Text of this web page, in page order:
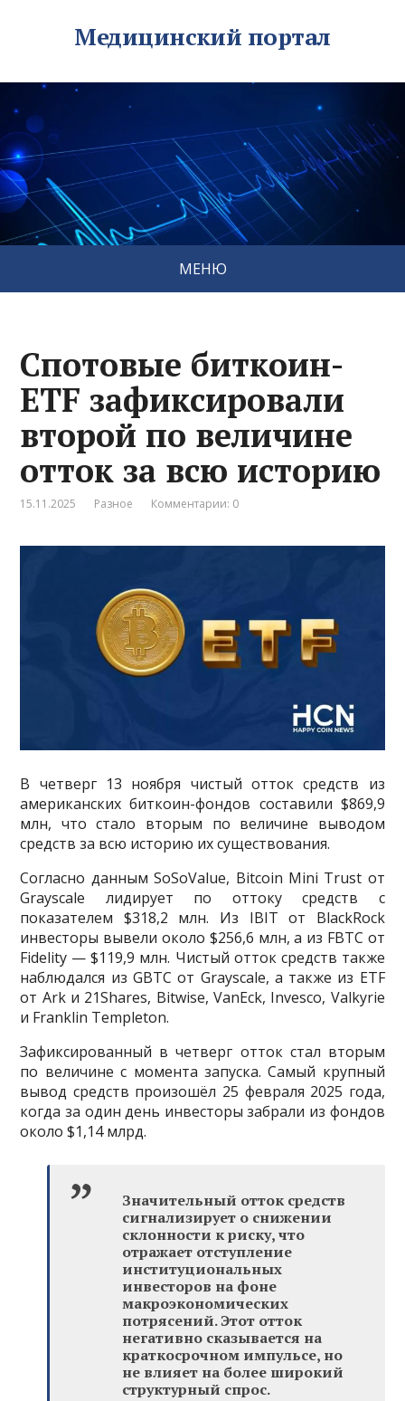
Медицинский портал
МЕНЮ
Спотовые биткоин-
ETF зафиксировали
второй по величине
отток за всю историю
15.11.2025 Разное Комментарии: 0
В четверг 13 ноября чистый отток средств из
американских биткоин-фондов составили $869,9
млн, что стало вторым по величине выводом
средств за всю историю их существования.
Согласно данным SoSoValue, Bitcoin Mini Trust от
Grayscale лидирует по оттоку средств с
показателем $318,2 млн. Из IBIT от BlackRock
инвесторы вывели около $256,6 млн, а из FBTC от
Fidelity — $119,9 млн. Чистый отток средств также
наблюдался из GBTC от Grayscale, а также из ETF
от Ark и 21Shares, Bitwise, VanEck, Invesco, Valkyrie
и Franklin Templeton.
Зафиксированный в четверг отток стал вторым
по величине с момента запуска. Самый крупный
вывод средств произошёл 25 февраля 2025 года,
когда за один день инвесторы забрали из фондов
около $1,14 млрд.
Значительный отток средств
сигнализирует о снижении
склонности к риску, что
отражает отступление
институциональных
инвесторов на фоне
макроэкономических
потрясений. Этот отток
негативно сказывается на
краткосрочном импульсе, но
не влияет на более широкий
структурный спрос.